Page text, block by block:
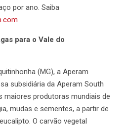
por ano. Saiba
para o Vale do
(MG), a Aperam
subsidiária da Aperam South
maiores produtoras mundiais de
mudas e sementes, a partir de
O carvão vegetal